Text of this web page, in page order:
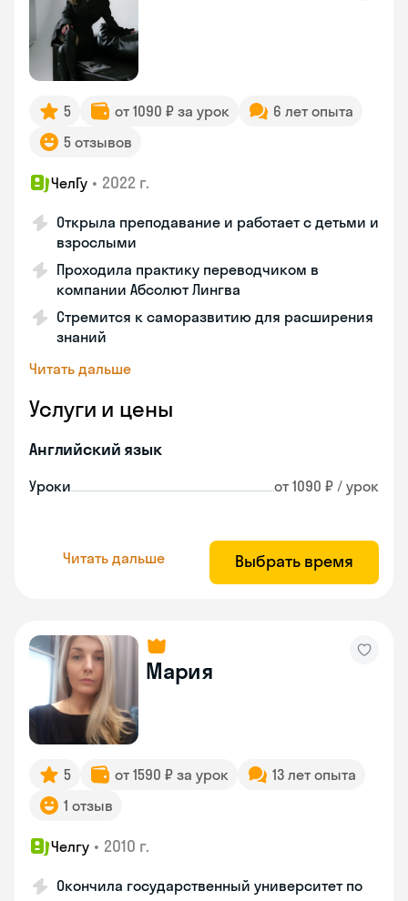
5 от 1090 ₽ за урок
6 лет опыта
5 отзывов
ЧелГу • 2022 г.
Открыла преподавание и работает с детьми и
взрослыми
Проходила практику переводчиком в
компании Абсолют Лингва
Стремится к саморазвитию для расширения
знаний
Читать дальше
Услуги и цены
Английский язык
Уроки от 1090 ₽ / урок
Читать дальше Выбрать время
Мария
5 от 1590 ₽ за урок
13 лет опыта
1 отзыв
Челгу • 2010 г.
Окончила государственный университет по